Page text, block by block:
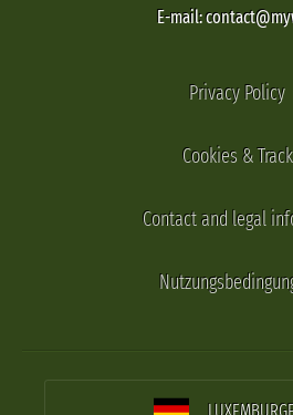
E-mail:
Privacy Policy
Cookies &
Contact and legal